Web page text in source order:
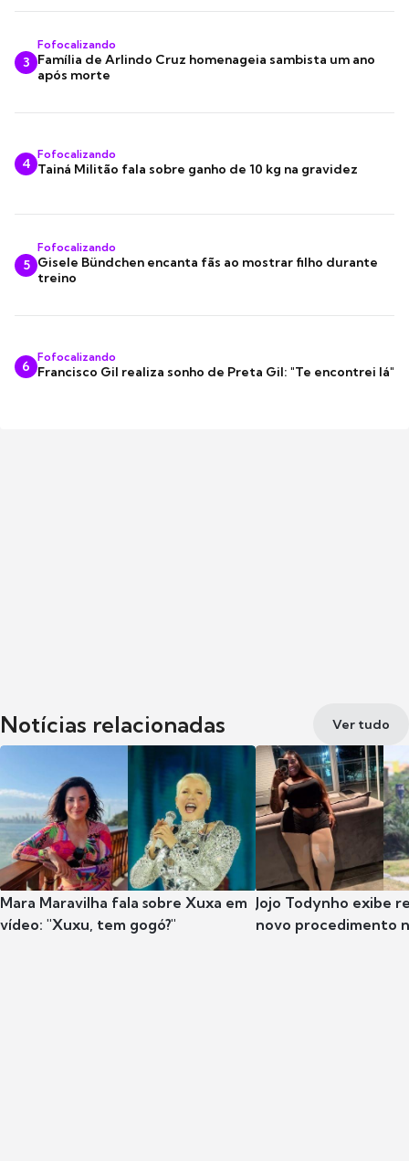
3
Fofocalizando
Família de Arlindo Cruz homenageia sambista um ano
após morte
4
Fofocalizando
Tainá Militão fala sobre ganho de 10 kg na gravidez
5
Fofocalizando
Gisele Bündchen encanta fãs ao mostrar filho durante
treino
6
Fofocalizando
Francisco Gil realiza sonho de Preta Gil: "Te encontrei lá"
Notícias relacionadas Ver tudo
Mara Maravilha fala sobre Xuxa em
vídeo: "Xuxu, tem gogó?"
Jojo Todynho exibe
novo procedimento